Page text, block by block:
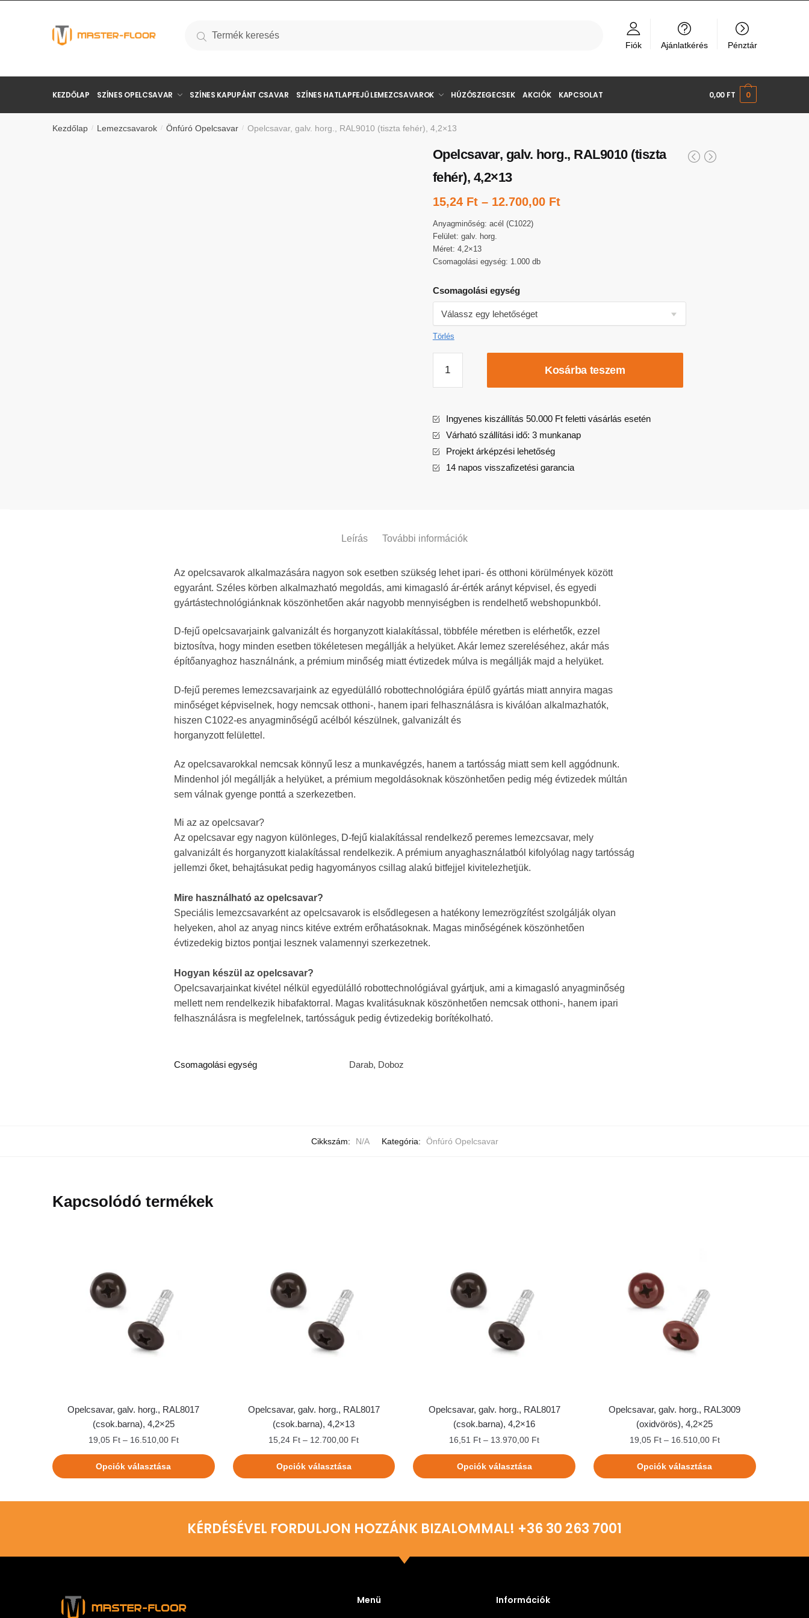
Keresés
Fiók Ajánlatkérés Pénztár
KEZDŐLAP SZÍNES OPELCSAVAR SZÍNES KAPUPÁNT CSAVAR SZÍNES HATLAPFEJŰ LEMEZCSAVAROK HÚZÓSZEGECSEK AKCIÓK KAPCSOLAT 0,00 FT 0
Kezdőlap / Lemezcsavarok / Önfúró Opelcsavar / Opelcsavar, galv. horg., RAL9010 (tiszta fehér), 4,2×13
Opelcsavar, galv. horg., RAL9010 (tiszta
fehér), 4,2×13
15,24 Ft– 12.700,00 Ft
Anyagminőség: acél (C1022)
Felület: galv. horg.
Méret: 4,2×13
Csomagolási egység: 1.000 db
Csomagolási egység
Törlés
Kosárba teszem
Ingyenes kiszállítás 50.000 Ft feletti vásárlás esetén
Várható szállítási idő: 3 munkanap
Projekt árképzési lehetőség
14 napos visszafizetési garancia
Leírás További információk
Az opelcsavarok alkalmazására nagyon sok esetben szükség lehet ipari- és otthoni körülmények között
egyaránt. Széles körben alkalmazható megoldás, ami kimagasló ár-érték arányt képvisel, és egyedi
gyártástechnológiánknak köszönhetően akár nagyobb mennyiségben is rendelhető webshopunkból.
D-fejű opelcsavarjaink galvanizált és horganyzott kialakítással, többféle méretben is elérhetők, ezzel
biztosítva, hogy minden esetben tökéletesen megállják a helyüket. Akár lemez szereléséhez, akár más
építőanyaghoz használnánk, a prémium minőség miatt évtizedek múlva is megállják majd a helyüket.
D-fejű peremes lemezcsavarjaink az egyedülálló robottechnológiára épülő gyártás miatt annyira magas
minőséget képviselnek, hogy nemcsak otthoni-, hanem ipari felhasználásra is kiválóan alkalmazhatók,
hiszen C1022-es anyagminőségű acélból készülnek, galvanizált és
horganyzott felülettel.
Az opelcsavarokkal nemcsak könnyű lesz a munkavégzés, hanem a tartósság miatt sem kell aggódnunk.
Mindenhol jól megállják a helyüket, a prémium megoldásoknak köszönhetően pedig még évtizedek múltán
sem válnak gyenge ponttá a szerkezetben.
Mi az az opelcsavar?
Az opelcsavar egy nagyon különleges, D-fejű kialakítással rendelkező peremes lemezcsavar, mely
galvanizált és horganyzott kialakítással rendelkezik. A prémium anyaghasználatból kifolyólag nagy tartósság
jellemzi őket, behajtásukat pedig hagyományos csillag alakú bitfejjel kivitelezhetjük.
Mire használható az opelcsavar?
Speciális lemezcsavarként az opelcsavarok is elsődlegesen a hatékony lemezrögzítést szolgálják olyan
helyeken, ahol az anyag nincs kitéve extrém erőhatásoknak. Magas minőségének köszönhetően
évtizedekig biztos pontjai lesznek valamennyi szerkezetnek.
Hogyan készül az opelcsavar?
Opelcsavarjainkat kivétel nélkül egyedülálló robottechnológiával gyártjuk, ami a kimagasló anyagminőség
mellett nem rendelkezik hibafaktorral. Magas kvalitásuknak köszönhetően nemcsak otthoni-, hanem ipari
felhasználásra is megfelelnek, tartósságuk pedig évtizedekig borítékolható.
Csomagolási egység Darab, Doboz
Cikkszám: N/A Kategória: Önfúró Opelcsavar
Kapcsolódó termékek
Opelcsavar, galv. horg., RAL8017
(csok.barna), 4,2×25
19,05 Ft– 16.510,00 Ft
Opciók választása
Opelcsavar, galv. horg., RAL8017
(csok.barna), 4,2×13
15,24 Ft – 12.700,00 Ft
Opciók választása
Opelcsavar, galv. horg., RAL8017
(csok.barna), 4,2×16
16,51 Ft – 13.970,00 Ft
Opciók választása
Opelcsavar, galv. horg., RAL3009
(oxidvörös), 4,2×25
19,05 Ft– 16.510,00 Ft
Opciók választása
KÉRDÉSÉVEL FORDULJON HOZZÁNK BIZALOMMAL! +36 30 263 7001
Menü Információk